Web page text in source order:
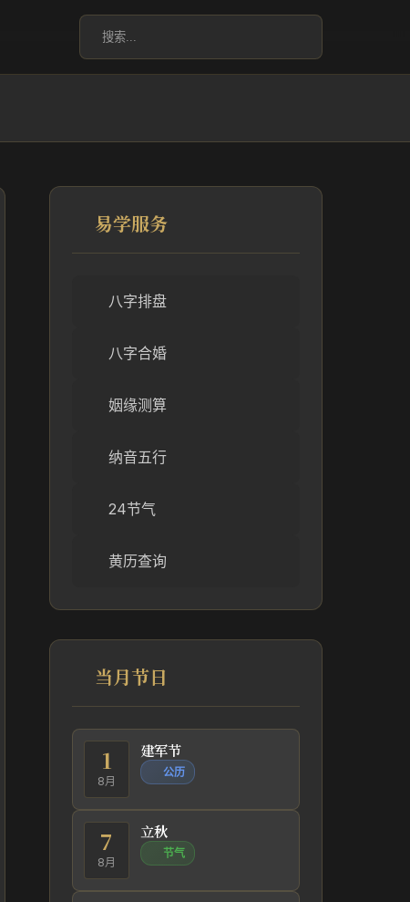
易学服务
八字排盘
八字合婚
姻缘测算
纳音五行
24节气
黄历查询
当月节日
1
8月
建军节
公历
7
8月
立秋
节气